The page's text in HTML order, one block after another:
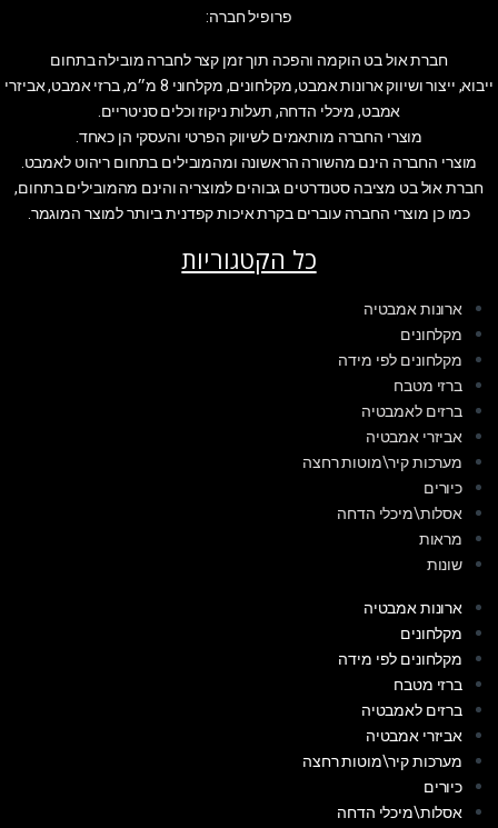
פרופיל חברה:
חברת אול בט הוקמה והפכה תוך זמן קצר לחברה מובילה בתחום
ייבוא, ייצור ושיווק ארונות אמבט, מקלחונים, מקלחוני 8 מ״מ, ברזי אמבט, אביזרי
אמבט, מיכלי הדחה, תעלות ניקוז וכלים סניטריים.
מוצרי החברה מותאמים לשיווק הפרטי והעסקי הן כאחד.
מוצרי החברה הינם מהשורה הראשונה ומהמובילים בתחום ריהוט לאמבט.
חברת אול בט מציבה סטנדרטים גבוהים למוצריה והינם מהמובילים בתחום,
כמו כן מוצרי החברה עוברים בקרת איכות קפדנית ביותר למוצר המוגמר.
כל הקטגוריות
ארונות אמבטיה
מקלחונים
מקלחונים לפי מידה
ברזי מטבח
ברזים לאמבטיה
אביזרי אמבטיה
מערכות קיר\מוטות רחצה
כיורים
אסלות\מיכלי הדחה
מראות
שונות
ארונות אמבטיה
מקלחונים
מקלחונים לפי מידה
ברזי מטבח
ברזים לאמבטיה
אביזרי אמבטיה
מערכות קיר\מוטות רחצה
כיורים
אסלות\מיכלי הדחה